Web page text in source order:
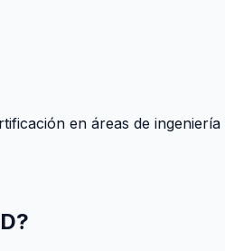
en áreas de ingeniería
?